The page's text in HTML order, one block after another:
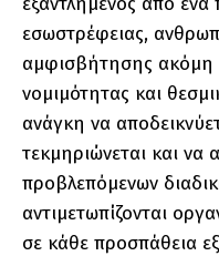
εσωστρέφειας,
αμφισβήτησης ακόμη
νομιμότητας και
ανάγκη να
τεκμηριώνεται και να
προβλεπόμενων
αντιμετωπίζονται
σε κάθε προσπάθεια